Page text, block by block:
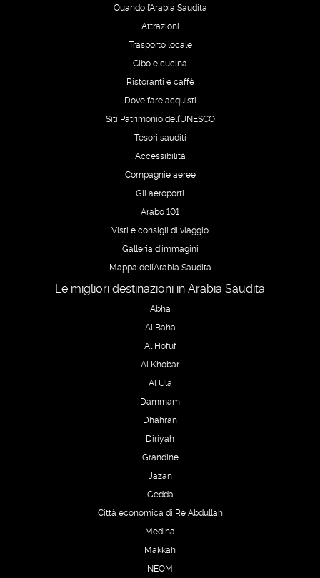
Quando l’Arabia Saudita
Attrazioni
Trasporto locale
Cibo e cucina
Ristoranti e caffè
Dove fare acquisti
Siti Patrimonio dell’UNESCO
Tesori sauditi
Accessibilità
Compagnie aeree
Gli aeroporti
Arabo 101
Visti e consigli di viaggio
Galleria d’immagini
Mappa dell’Arabia Saudita
Le migliori destinazioni in Arabia Saudita
Abha
Al Baha
Al Hofuf
Al Khobar
Al Ula
Dammam
Dhahran
Diriyah
Grandine
Jazan
Gedda
Città economica di Re Abdullah
Medina
Makkah
NEOM